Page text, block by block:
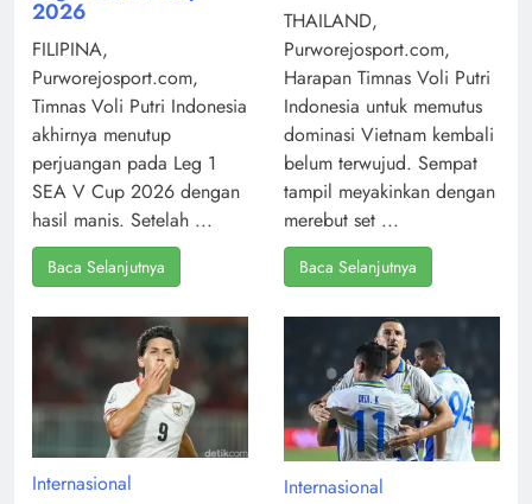
2026
FILIPINA,
Purworejosport.com,
Timnas Voli Putri Indonesia
akhirnya menutup
perjuangan pada Leg 1
SEA V Cup 2026 dengan
hasil manis. Setelah ...
Baca Selanjutnya
THAILAND,
Purworejosport.com,
Harapan Timnas Voli Putri
Indonesia untuk memutus
dominasi Vietnam kembali
belum terwujud. Sempat
tampil meyakinkan dengan
merebut set ...
Baca Selanjutnya
Internasional Internasional